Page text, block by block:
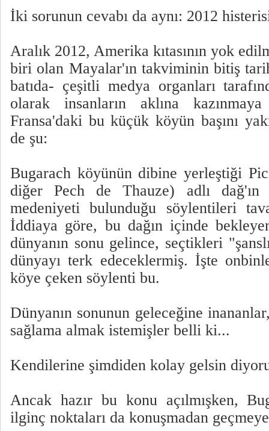
İki sorunun cevabı da aynı: 2012
Aralık 2012, Amerika kıtasının yok
biri olan Mayalar'ın takviminin bitiş
batıda- çeşitli medya organları
olarak insanların aklına
Fransa'daki bu küçük köyün başını
de şu:
Bugarach köyünün dibine yerleştiği
diğer Pech de Thauze) adlı dağ'ın
medeniyeti bulunduğu söylentileri
İddiaya göre, bu dağın içinde
dünyanın sonu gelince, seçtikleri
dünyayı terk edeceklermiş. İşte
köye çeken söylenti bu.
Dünyanın sonunun geleceğine
sağlama almak istemişler belli ki...
Kendilerine şimdiden kolay gelsin
Ancak hazır bu konu açılmışken,
ilginç noktaları da konuşmadan